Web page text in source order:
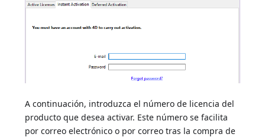
A continuación, introduzca el número de licencia del
producto que desea activar. Este número se facilita
por correo electrónico o por correo tras la compra de